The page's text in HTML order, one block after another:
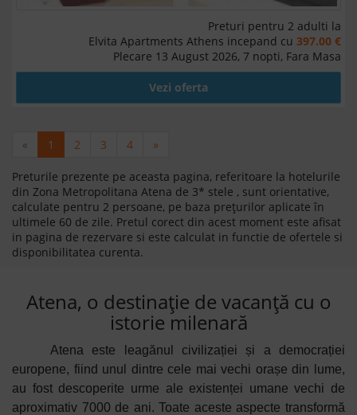
Preturi pentru 2 adulti la
Elvita Apartments Athens incepand cu 397.00 €
Plecare 13 August 2026, 7 nopti, Fara Masa
Vezi oferta
« 1 2 3 4 »
Preturile prezente pe aceasta pagina, referitoare la hotelurile
din Zona Metropolitana Atena de 3* stele , sunt orientative,
calculate pentru 2 persoane, pe baza prețurilor aplicate în
ultimele 60 de zile. Pretul corect din acest moment este afisat
in pagina de rezervare si este calculat in functie de ofertele si
disponibilitatea curenta.
Atena, o destinație de vacanță cu o
istorie milenară
Atena este leagănul civilizației și a democrației
europene, fiind unul dintre cele mai vechi orașe din lume,
au fost descoperite urme ale existenței umane vechi de
aproximativ 7000 de ani. Toate aceste aspecte transformă